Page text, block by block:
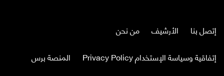
إتصل بنا الأرشيف
من نحن
إتفاقية وسياسة الإستخدام Privacy Policy
المنصة برس